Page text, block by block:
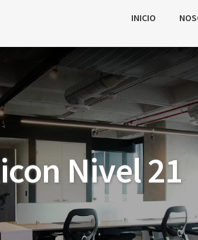
INICIO
Nivel 21